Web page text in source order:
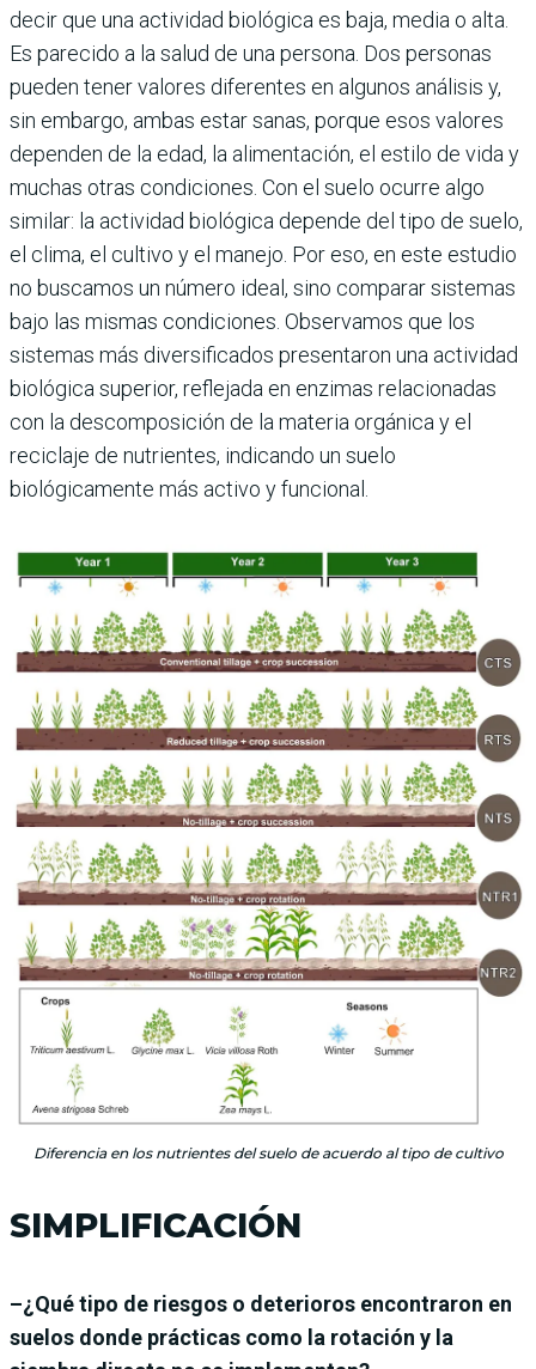
decir que una actividad biológica es baja, media o alta.
Es parecido a la salud de una persona. Dos personas
pueden tener valores diferentes en algunos análisis y,
sin embargo, ambas estar sanas, porque esos valores
dependen de la edad, la alimentación, el estilo de vida y
muchas otras condiciones. Con el suelo ocurre algo
similar: la actividad biológica depende del tipo de suelo,
el clima, el cultivo y el manejo. Por eso, en este estudio
no buscamos un número ideal, sino comparar sistemas
bajo las mismas condiciones. Observamos que los
sistemas más diversificados presentaron una actividad
biológica superior, reflejada en enzimas relacionadas
con la descomposición de la materia orgánica y el
reciclaje de nutrientes, indicando un suelo
biológicamente más activo y funcional.
Diferencia en los nutrientes del suelo de acuerdo al tipo de cultivo
SIMPLIFICACIÓN
–¿Qué tipo de riesgos o deterioros encontraron en
suelos donde prácticas como la rotación y la